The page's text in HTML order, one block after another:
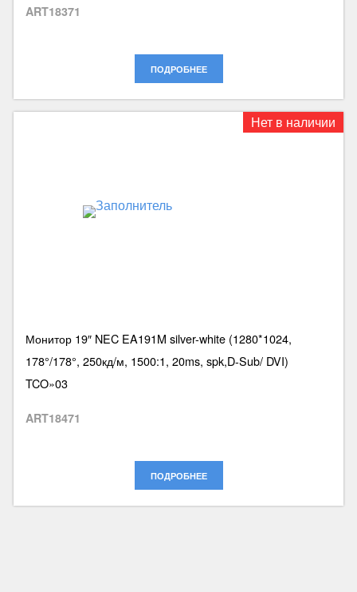
ART18371
ПОДРОБНЕЕ
Нет в наличии
Монитор 19″ NEC EA191M silver-white (1280*1024,
178°/178°, 250кд/м, 1500:1, 20ms, spk,D-Sub/ DVI)
TCO»03
ART18471
ПОДРОБНЕЕ